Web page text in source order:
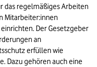
das regelmäßiges Arbeiten
Mitarbeiter:innen
Der Gesetzgeber
an
erfüllen wie
Dazu gehören auch eine